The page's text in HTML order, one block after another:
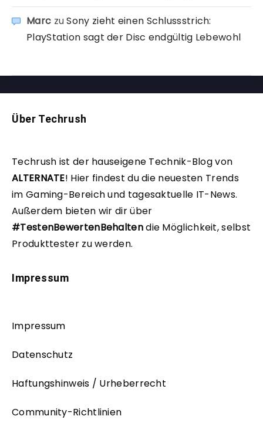
Marc zuSony zieht einen Schlussstrich:
PlayStation sagt der Disc endgültig Lebewohl
Über Techrush
Techrush ist der hauseigene Technik-Blog von
ALTERNATE! Hier findest du die neuesten Trends
im Gaming-Bereich und tagesaktuelle IT-News.
Außerdem bieten wir dir über
#TestenBewertenBehaltendie Möglichkeit, selbst
Produkttester zu werden.
Impressum
Impressum
Datenschutz
Haftungshinweis / Urheberrecht
Community-Richtlinien